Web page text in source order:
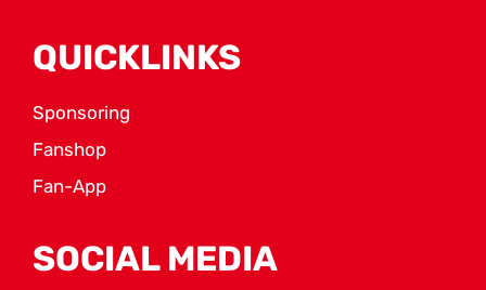
QUICKLINKS
Sponsoring
Fanshop
Fan-App
SOCIAL MEDIA